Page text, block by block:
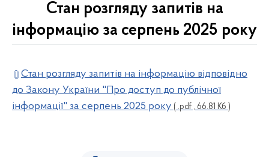
Стан розгляду запитів на
інформацію за серпень 2025 року
Стан розгляду запитів на інформацію відповідно
до Закону України "Про доступ до публічної
інформації" за серпень 2025 року ( .pdf , 66.81 Кб )